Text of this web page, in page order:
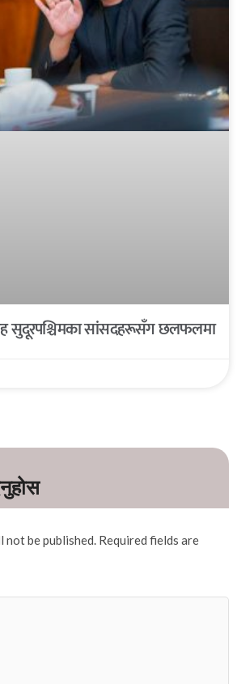
सुदूरपश्चिमका सांसदहरूसँग छलफलमा
not be published. Required fields are